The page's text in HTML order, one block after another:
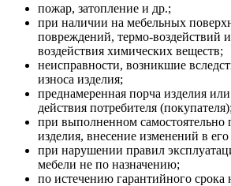
пожар, затопление и др.;
при наличии на мебельных
повреждений, термо-воздействий
воздействия химических веществ;
неисправности, возникшие
износа изделия;
преднамеренная порча изделия
действия потребителя (покупателя);
при выполненном самостоятельно
изделия, внесение изменений в
при нарушении правил
мебели не по назначению;
по истечению гарантийного срока